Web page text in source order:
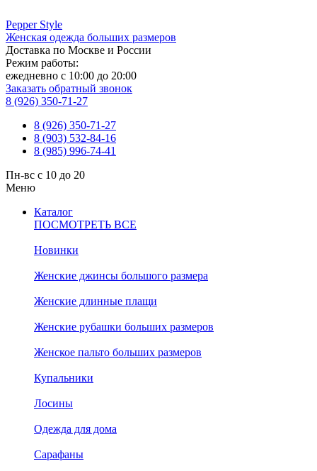
Pepper Style
Женская одежда больших размеров
Доставка по Москве и России
Режим работы:
ежедневно с 10:00 до 20:00
Заказать обратный звонок
8 (926) 350-71-27
8 (926) 350-71-27
8 (903) 532-84-16
8 (985) 996-74-41
Пн-вс с 10 до 20
Меню
Каталог
ПОСМОТРЕТЬ ВСЕ
Новинки
Женские джинсы большого размера
Женские длинные плащи
Женские рубашки больших размеров
Женское пальто больших размеров
Купальники
Лосины
Одежда для дома
Сарафаны